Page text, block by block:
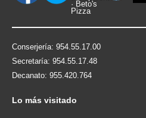
Conserjería: 954.55.17.00
Secretaría: 954.55.17.48
Decanato: 955.420.764
Lo más visitado